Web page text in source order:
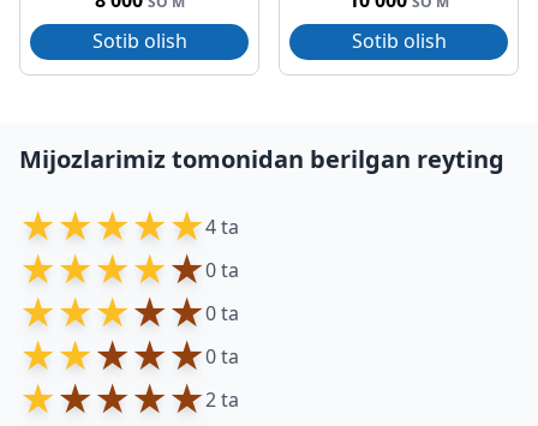
Sotib olish Sotib olish
Mijozlarimiz tomonidan berilgan reyting
★★★★★4 ta
★★★★★0 ta
★★★★★0 ta
★★★★★0 ta
★★★★★2 ta